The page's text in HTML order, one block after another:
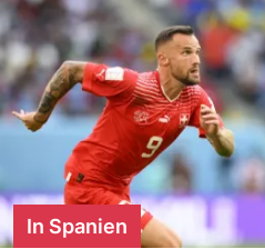
In Spanien